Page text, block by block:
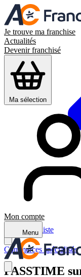
Je trouve ma franchise
Actualités
Devenir franchisé
Ma sélection
Mon compte
Menu
Retour à la liste
Commerces spécialisés
PASSTIME